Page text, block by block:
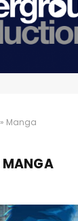
» Manga
MANGA